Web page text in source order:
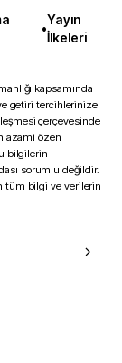
•
Yayın
İlkeleri
kapsamında
getiri tercihlerinize
çerçevesinde
azami özen
bilgilerin
sorumlu değildir.
tüm bilgi ve verilerin